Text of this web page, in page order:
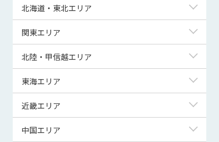
北海道・東北エリア
北海道
青森県
宮城県
秋田県
関東エリア
東京都
神奈川県
埼玉県
千葉県
北陸・甲信越エリア
新潟県
富山県
東海エリア
岐阜県
静岡県
近畿エリア
滋賀県
中国エリア